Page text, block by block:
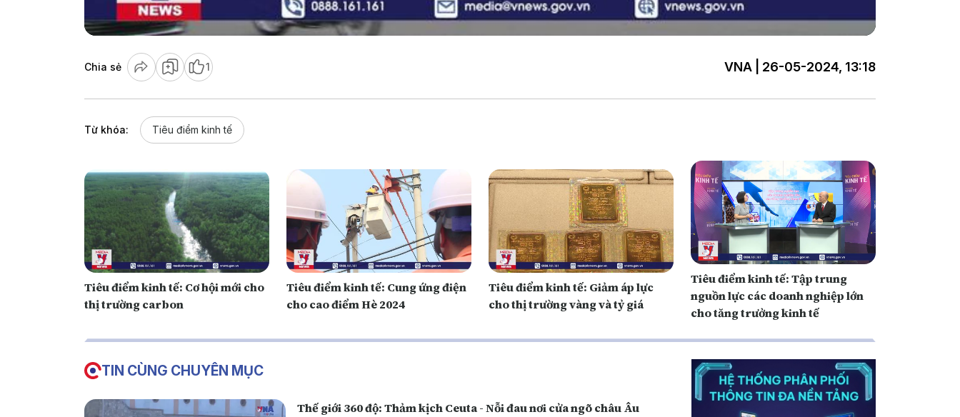
Chia sẻ 1 VNA | 26-05-2024, 13:18
Từ khóa: Tiêu điểm kinh tế
Tiêu điểm kinh tế: Cơ hội mới cho
thị trường carbon
Tiêu điểm kinh tế: Cung ứng điện
cho cao điểm Hè 2024
Tiêu điểm kinh tế: Giảm áp lực
cho thị trường vàng và tỷ giá
Tiêu điểm kinh tế: Tập trung
nguồn lực các doanh nghiệp lớn
cho tăng trưởng kinh tế
TIN CÙNG CHUYÊN MỤC
Thế giới 360 độ: Thảm kịch Ceuta - Nỗi đau nơi cửa ngõ châu Âu